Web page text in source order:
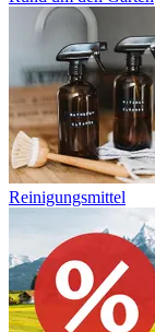
Reinigungsmittel